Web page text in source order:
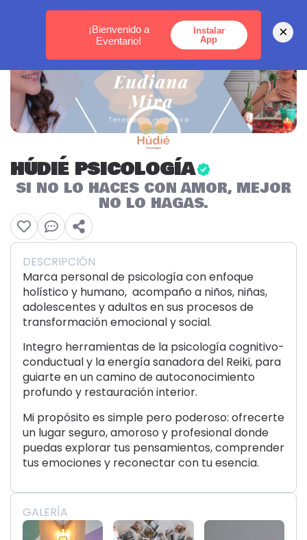
MEDELLÍN - BOGOTÁ - CARTAGENA
HÚDIÉ PSICOLOGÍA
SI NO LO HACES CON AMOR, MEJOR
NO LO HAGAS.
DESCRIPCIÓN
Marca personal de psicología con enfoque
holístico y humano, acompaño a niños, niñas,
adolescentes y adultos en sus procesos de
transformación emocional y social.
Integro herramientas de la psicología cognitivo-
conductual y la energía sanadora del Reiki, para
guiarte en un camino de autoconocimiento
profundo y restauración interior.
Mi propósito es simple pero poderoso: ofrecerte
un lugar seguro, amoroso y profesional donde
puedas explorar tus pensamientos, comprender
tus emociones y reconectar con tu esencia.
GALERÍA
¡Bienvenido a
Eventario!
Instalar
App
×